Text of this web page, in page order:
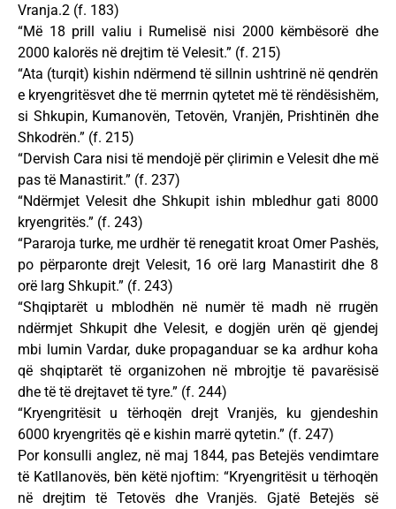
Vranja.2 (f. 183)
“Më 18 prill valiu i Rumelisë nisi 2000 këmbësorë dhe
2000 kalorës në drejtim të Velesit.” (f. 215)
“Ata (turqit) kishin ndërmend të sillnin ushtrinë në qendrën
e kryengritësvet dhe të merrnin qytetet më të rëndësishëm,
si Shkupin, Kumanovën, Tetovën, Vranjën, Prishtinën dhe
Shkodrën.” (f. 215)
“Dervish Cara nisi të mendojë për çlirimin e Velesit dhe më
pas të Manastirit.” (f. 237)
“Ndërmjet Velesit dhe Shkupit ishin mbledhur gati 8000
kryengritës.” (f. 243)
“Pararoja turke, me urdhër të renegatit kroat Omer Pashës,
po përparonte drejt Velesit, 16 orë larg Manastirit dhe 8
orë larg Shkupit.” (f. 243)
“Shqiptarët u mblodhën në numër të madh në rrugën
ndërmjet Shkupit dhe Velesit, e dogjën urën që gjendej
mbi lumin Vardar, duke propaganduar se ka ardhur koha
që shqiptarët të organizohen në mbrojtje të pavarësisë
dhe të të drejtavet të tyre.” (f. 244)
“Kryengritësit u tërhoqën drejt Vranjës, ku gjendeshin
6000 kryengritës që e kishin marrë qytetin.” (f. 247)
Por konsulli anglez, në maj 1844, pas Betejës vendimtare
të Katllanovës, bën këtë njoftim: “Kryengritësit u tërhoqën
në drejtim të Tetovës dhe Vranjës. Gjatë Betejës së